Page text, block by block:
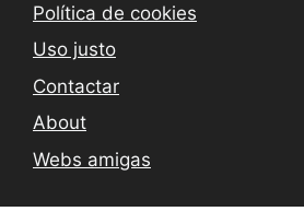
Política de cookies
Uso justo
Contactar
About
Webs amigas